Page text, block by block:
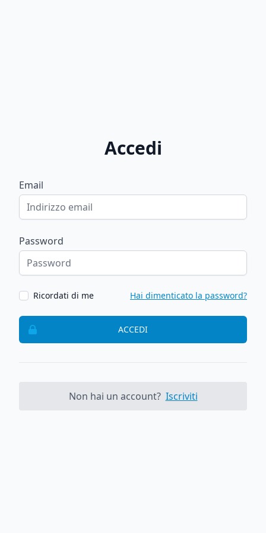
Accedi
Email
Password
Ricordati di me Hai dimenticato la password?
ACCEDI
Non hai un account? Iscriviti